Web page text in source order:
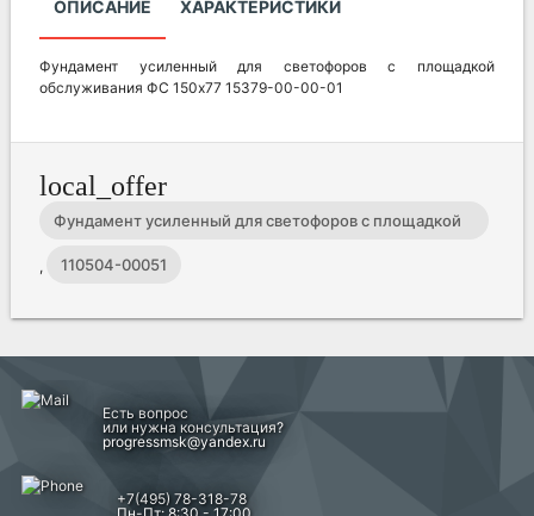
ОПИСАНИЕ ХАРАКТЕРИСТИКИ
Фундамент усиленный для светофоров с площадкой
обслуживания ФС 150х77 15379-00-00-01
local_offer
Фундамент усиленный для светофоров с площадкой
обслуживания ФС 150х77 15379-00-00-01
, 110504-00051
Есть вопрос
или нужна консультация?
progressmsk@yandex.ru
+7(495) 78-318-78